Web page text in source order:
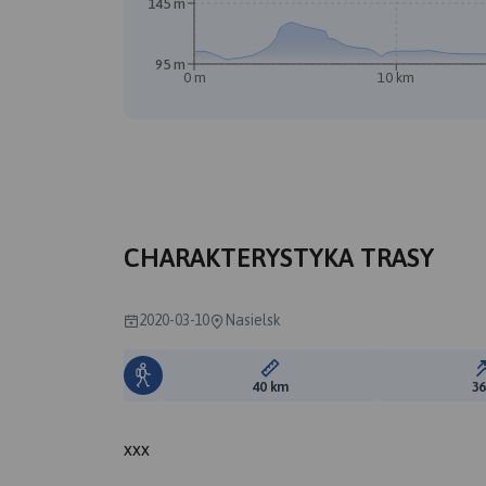
0 m 10 km
95 m
145 m
CHARAKTERYSTYKA TRASY
2020-03-10 Nasielsk
Długość trasy:
40 km
xxx